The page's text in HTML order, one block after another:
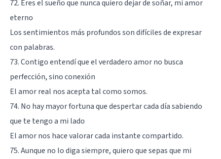
72. Eres el sueño que nunca quiero dejar de soñar, mi amor
eterno
Los sentimientos más profundos son difíciles de expresar
con palabras.
73. Contigo entendí que el verdadero amor no busca
perfección, sino conexión
El amor real nos acepta tal como somos.
74. No hay mayor fortuna que despertar cada día sabiendo
que te tengo a mi lado
El amor nos hace valorar cada instante compartido.
75. Aunque no lo diga siempre, quiero que sepas que mi